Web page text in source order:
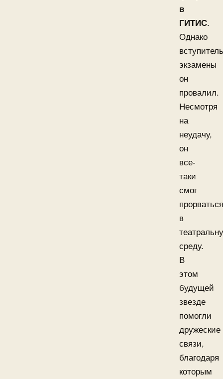
в
ГИТИС.
Однако
экзамены
он
провалил.
Несмотря
на
неудачу,
он
все-
таки
смог
прорваться
в
среду.
В
этом
будущей
звезде
помогли
дружеские
связи,
благодаря
которым